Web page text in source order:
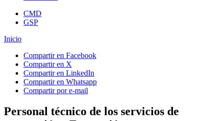
CMD
GSP
Inicio
Compartir en Facebook
Compartir en X
Compartir en LinkedIn
Compartir en Whatsapp
Compartir por e-mail
Personal técnico de los servicios de